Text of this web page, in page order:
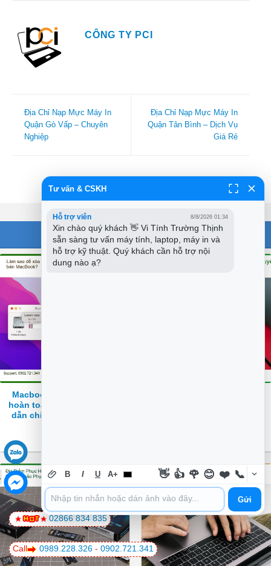
CÔNG TY PCI
Địa Chỉ Nạp Mực Máy In
Quận Gò Vấp – Chuyên
Nghiệp
Địa Chỉ Nạp Mực Máy In
Quận Tân Bình – Dịch Vụ
Giá Rẻ
BÀI VIẾT MỚI
Macbook Làm sao để xóa
hoàn toàn dữ liệu – Hướng
dẫn chi tiết từ chuyên gia
Call 0989.228.326 - 0902.721.341
02866 834 835
Tư vấn & CSKH
Hỗ trợ viên 8/8/2026 01:34
Xin chào quý khách 👋 Vi Tính Trường Thịnh
sẵn sàng tư vấn máy tính, laptop, máy in và
hỗ trợ kỹ thuật. Quý khách cần hỗ trợ nội
dung nào ạ?
B I U A+ 👋 👍 🌹 😊 ❤️ 📞
Gửi